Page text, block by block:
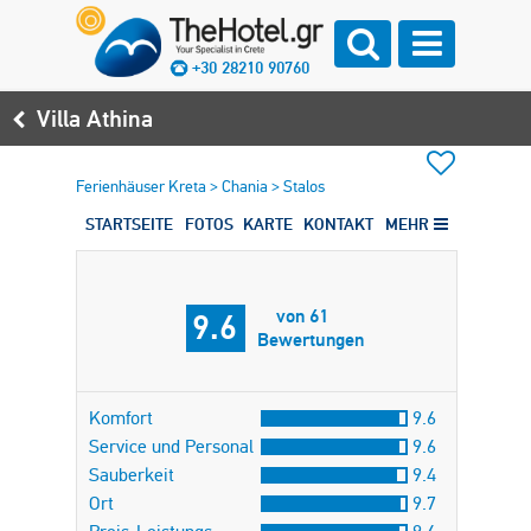
+30 28210 90760
Villa Athina
Ferienhäuser Kreta >Chania >Stalos
STARTSEITE FOTOS KARTE KONTAKT MEHR
9.6
von 61
Bewertungen
Komfort
9.6
Service und Personal
9.6
Sauberkeit
9.4
Ort
9.7